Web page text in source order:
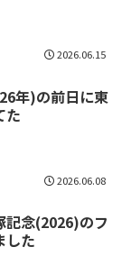
2026.06.15
年)の前日に東
た
2026.06.08
記念(2026)のフ
した